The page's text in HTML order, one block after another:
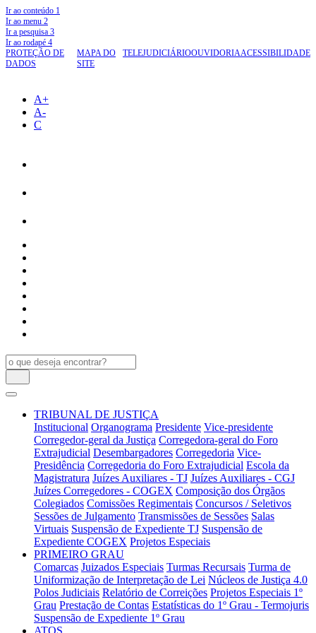
Ir ao conteúdo 1
Ir ao menu 2
Ir a pesquisa 3
Ir ao rodapé 4
PROTEÇÃO DE
DADOS
MAPA DO
SITE
TELEJUDICIÁRIOOUVIDORIAACESSIBILIDADE
A+
A-
C
TRIBUNAL DE JUSTIÇA
Institucional Organograma Presidente Vice-presidente
Corregedor-geral da Justiça Corregedora-geral do Foro
Extrajudicial Desembargadores Corregedoria Vice-
Presidência Corregedoria do Foro Extrajudicial Escola da
Magistratura Juízes Auxiliares - TJ Juízes Auxiliares - CGJ
Juízes Corregedores - COGEX Composição dos Órgãos
Colegiados Comissões Regimentais Concursos / Seletivos
Sessões de Julgamento Transmissões de Sessões Salas
Virtuais Suspensão de Expediente TJ Suspensão de
Expediente COGEX Projetos Especiais
PRIMEIRO GRAU
Comarcas Juizados Especiais Turmas Recursais Turma de
Uniformização de Interpretação de Lei Núcleos de Justiça 4.0
Polos Judiciais Relatório de Correições Projetos Especiais 1º
Grau Prestação de Contas Estatísticas do 1º Grau - Termojuris
Suspensão de Expediente 1º Grau
ATOS